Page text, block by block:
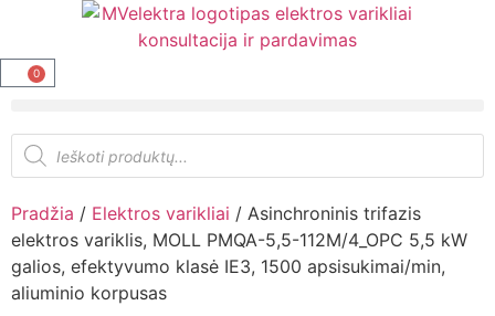
0
Pradžia / Elektros varikliai / Asinchroninis trifazis
elektros variklis, MOLL PMQA-5,5-112M/4_OPC 5,5 kW
galios, efektyvumo klasė IE3, 1500 apsisukimai/min,
aliuminio korpusas